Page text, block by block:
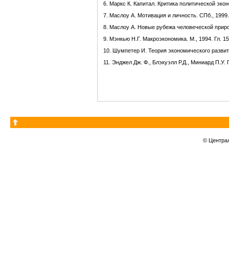
6. Маркс К. Капитал. Критика политической
7. Маслоу А. Мотивация и личность. СПб., 1999.
8. Маслоу А. Новые рубежа человеческой
9. Мэнкью Н.Г. Макроэкономика. М., 1994. Гл.
10. Шумпетер И. Теория экономического
11. Энджел Дж. Ф., Блэкуэлл Р.Д., Миниард П.У.
©